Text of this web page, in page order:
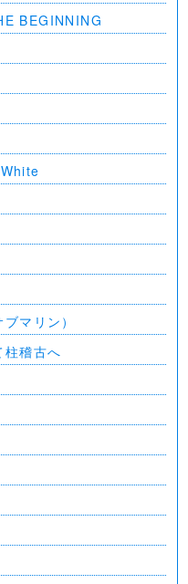
BEGINNING
マリン）
柱稽古へ